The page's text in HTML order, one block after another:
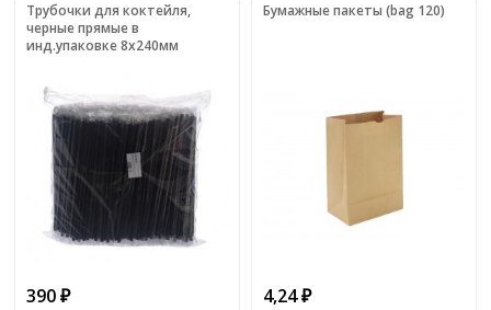
Трубочки для коктейля,
черные прямые в
инд.упаковке 8х240мм
390 ₽
Бумажные пакеты (bag 120)
4,24 ₽